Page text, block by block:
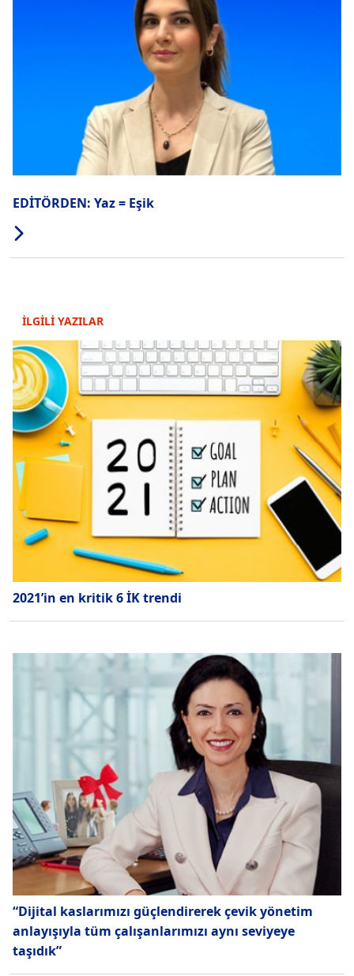
EDİTÖRDEN: Yaz = Eşik
İLGİLİ YAZILAR
2021’in en kritik 6 İK trendi
“Dijital kaslarımızı güçlendirerek çevik yönetim
anlayışıyla tüm çalışanlarımızı aynı seviyeye
taşıdık”